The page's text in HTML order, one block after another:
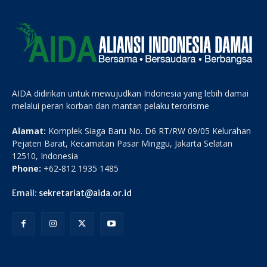
AIDA didirikan untuk mewujudkan Indonesia yang lebih damai
melalui peran korban dan mantan pelaku terorisme
Alamat: Komplek Siaga Baru No. D6 RT/RW 09/05 Kelurahan
Pejaten Barat, Kecamatan Pasar Minggu, Jakarta Selatan
12510, Indonesia
Phone: +62-812 1935 1485
Email: sekretariat@aida.or.id